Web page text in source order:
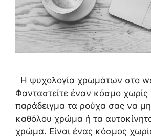
Η ψυχολογία χρωμάτων στο
Φανταστείτε έναν κόσμο
παράδειγμα τα ρούχα σας να
καθόλου χρώμα ή τα
χρώμα. Είναι ένας κόσμος χωρίς